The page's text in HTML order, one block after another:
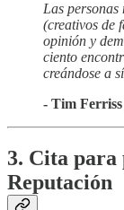
Las personas
(creativos de
opinión y
ciento
creándose a
- Tim
3. Cita para
Reputación